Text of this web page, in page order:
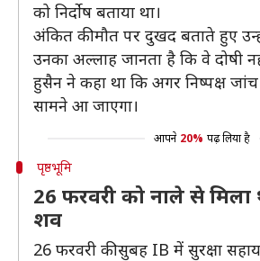
को निर्दोष बताया था।
अंकित की मौत पर दुखद बताते हुए
उनका अल्लाह जानता है कि वे दोषी
हुसैन ने कहा था कि अगर निष्पक्ष
सामने आ जाएगा।
आपने 20% पढ़ लिया है
पृष्ठभूमि
26 फरवरी को नाले से
शव
26 फरवरी की सुबह IB में सुरक्षा